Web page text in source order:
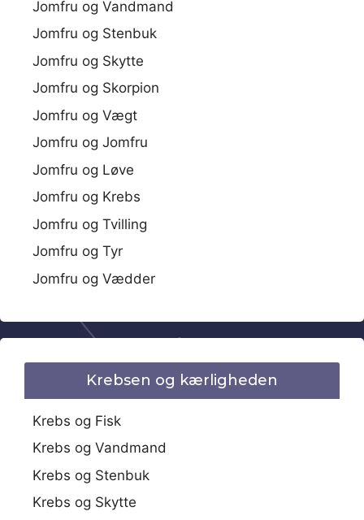
Jomfru og Vandmand
Jomfru og Stenbuk
Jomfru og Skytte
Jomfru og Skorpion
Jomfru og Vægt
Jomfru og Jomfru
Jomfru og Løve
Jomfru og Krebs
Jomfru og Tvilling
Jomfru og Tyr
Jomfru og Vædder
Krebsen og kærligheden
Krebs og Fisk
Krebs og Vandmand
Krebs og Stenbuk
Krebs og Skytte